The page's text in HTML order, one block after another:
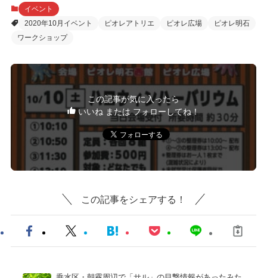
イベント
2020年10月イベント
ピオレアトリエ ピオレ広場
ピオレ明石
ワークショップ
この記事が気に入ったら
いいね または フォローしてね！
この記事をシェアする！